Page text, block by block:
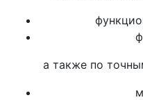
а также по